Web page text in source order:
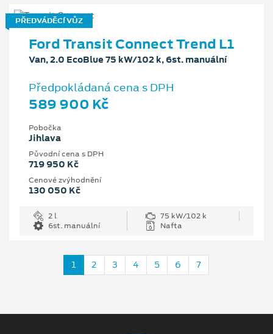
PŘEDVÁDĚCÍ VŮZ
Ford Transit Connect Trend L1
Van, 2.0 EcoBlue 75 kW/102 k, 6st. manuální
Předpokládaná cena s DPH
589 900 Kč
Pobočka
Jihlava
Původní cena s DPH
719 950 Kč
Cenové zvýhodnění
130 050 Kč
2 l
75 kW/102 k
6st. manuální
Nafta
1 2 3 4 5 6 7